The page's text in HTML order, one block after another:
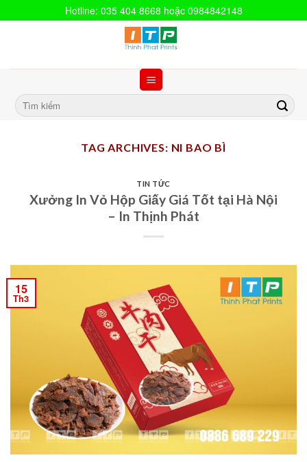
Hotline: 035 404 8668 hoặc 0984842148
TAG ARCHIVES: NI BAO BÌ
TIN TỨC
Xưởng In Vỏ Hộp Giấy Giá Tốt tại Hà Nội
– In Thịnh Phát
15
Th3